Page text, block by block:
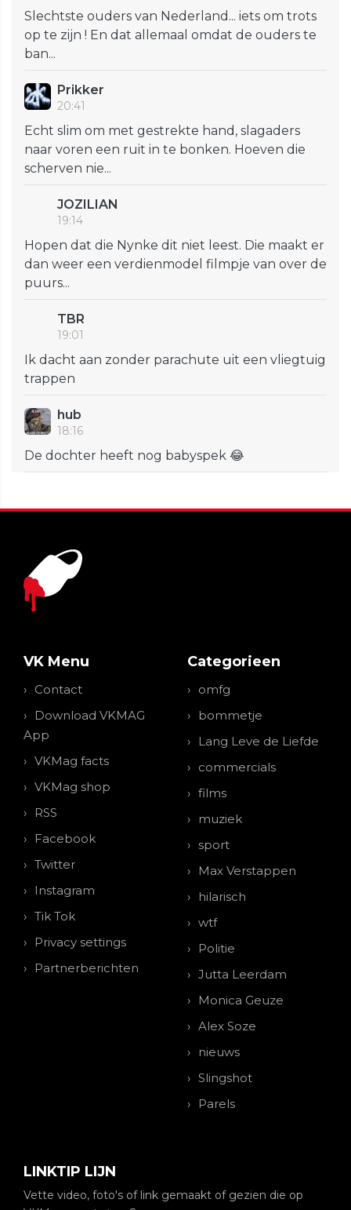
Slechtste ouders van Nederland... iets om trots
op te zijn ! En dat allemaal omdat de ouders te
ban...
Prikker
20:41
Echt slim om met gestrekte hand, slagaders
naar voren een ruit in te bonken. Hoeven die
scherven nie...
JOZILIAN
19:14
Hopen dat die Nynke dit niet leest. Die maakt er
dan weer een verdienmodel filmpje van over de
puurs...
TBR
19:01
Ik dacht aan zonder parachute uit een vliegtuig
trappen
hub
18:16
De dochter heeft nog babyspek 😂
VK Menu
Contact
Download VKMAG
App
VKMag facts
VKMag shop
RSS
Facebook
Twitter
Instagram
Tik Tok
Privacy settings
Partnerberichten
Categorieen
omfg
bommetje
Lang Leve de Liefde
commercials
films
muziek
sport
Max Verstappen
hilarisch
wtf
Politie
Jutta Leerdam
Monica Geuze
Alex Soze
nieuws
Slingshot
Parels
LINKTIP LIJN
Vette video, foto's of link gemaakt of gezien die op